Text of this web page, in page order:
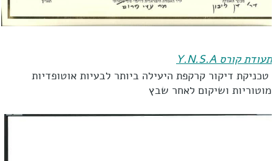
תעודת קורס Y.N.S.A
טכניקת דיקור קרקפת היעילה ביותר לבעיות אוטופדיות
מוטוריות ושיקום לאחר שבץ